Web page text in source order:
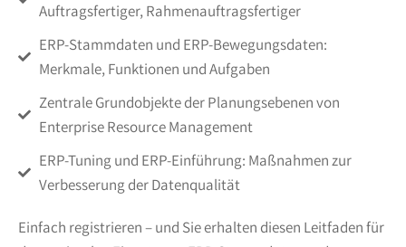
Auftragsfertiger, Rahmenauftragsfertiger
ERP-Stammdaten und ERP-Bewegungsdaten:
Merkmale, Funktionen und Aufgaben
Zentrale Grundobjekte der Planungsebenen von
Enterprise Resource Management
ERP-Tuning und ERP-Einführung: Maßnahmen zur
Verbesserung der Datenqualität
Einfach registrieren – und Sie erhalten diesen Leitfaden für